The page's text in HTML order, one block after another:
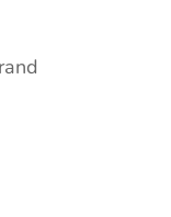
sur-
vous
(62200)
sur-